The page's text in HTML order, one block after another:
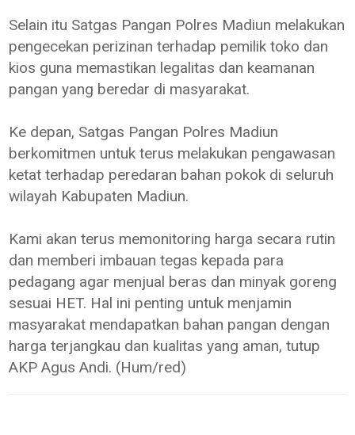
Selain itu Satgas Pangan Polres Madiun melakukan
pengecekan perizinan terhadap pemilik toko dan
kios guna memastikan legalitas dan keamanan
pangan yang beredar di masyarakat.
Ke depan, Satgas Pangan Polres Madiun
berkomitmen untuk terus melakukan pengawasan
ketat terhadap peredaran bahan pokok di seluruh
wilayah Kabupaten Madiun.
Kami akan terus memonitoring harga secara rutin
dan memberi imbauan tegas kepada para
pedagang agar menjual beras dan minyak goreng
sesuai HET. Hal ini penting untuk menjamin
masyarakat mendapatkan bahan pangan dengan
harga terjangkau dan kualitas yang aman, tutup
AKP Agus Andi. (Hum/red)